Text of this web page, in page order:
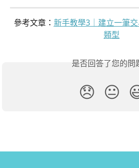
參考文章： 新手教學3｜建立一筆
類型
是否回答了您的問
😞 😐